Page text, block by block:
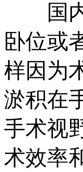
国内
卧位或
样因为
淤积在
手术视
术效率